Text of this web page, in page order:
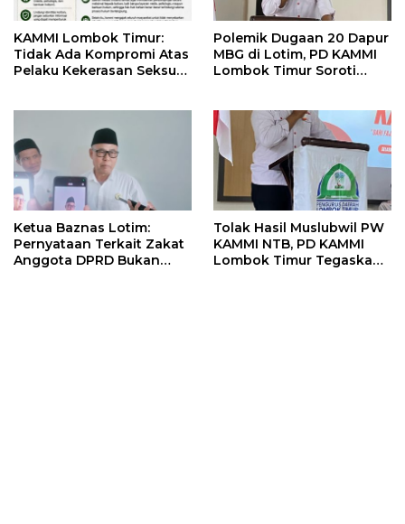
KAMMI Lombok Timur:
Tidak Ada Kompromi Atas
Pelaku Kekerasan Seksual,
Polemik Dugaan 20 Dapur
MBG di Lotim, PD KAMMI
Lombok Timur Soroti
Ketua Baznas Lotim:
Pernyataan Terkait Zakat
Anggota DPRD Bukan
Tolak Hasil Muslubwil PW
KAMMI NTB, PD KAMMI
Lombok Timur Tegaskan